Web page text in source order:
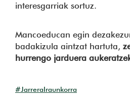
interesgarriak sortuz.
Mancoeducan egin
badakizula aintzat hartuta,
hurrengo jarduera
#JarreraIraunkorra